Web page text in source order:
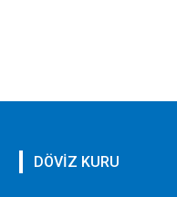
DÖVİZ KURU